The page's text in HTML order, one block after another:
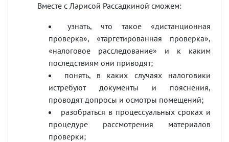
Вместе с Ларисой Рассадкиной сможем:
узнать, что такое «дистанционная
проверка», «таргетированная проверка»,
«налоговое расследование» и к каким
последствиям они приводят;
понять, в каких случаях налоговики
истребуют документы и пояснения,
проводят допросы и осмотры помещений;
разобраться в процессуальных сроках и
процедуре рассмотрения материалов
проверки;